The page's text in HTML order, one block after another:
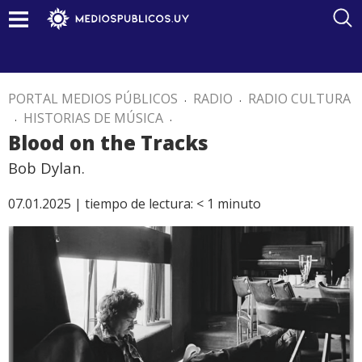
PORTAL MEDIOS PÚBLICOS . RADIO . RADIO CULTURA
. HISTORIAS DE MÚSICA .
Blood on the Tracks
Bob Dylan.
07.01.2025 | tiempo de lectura: < 1 minuto